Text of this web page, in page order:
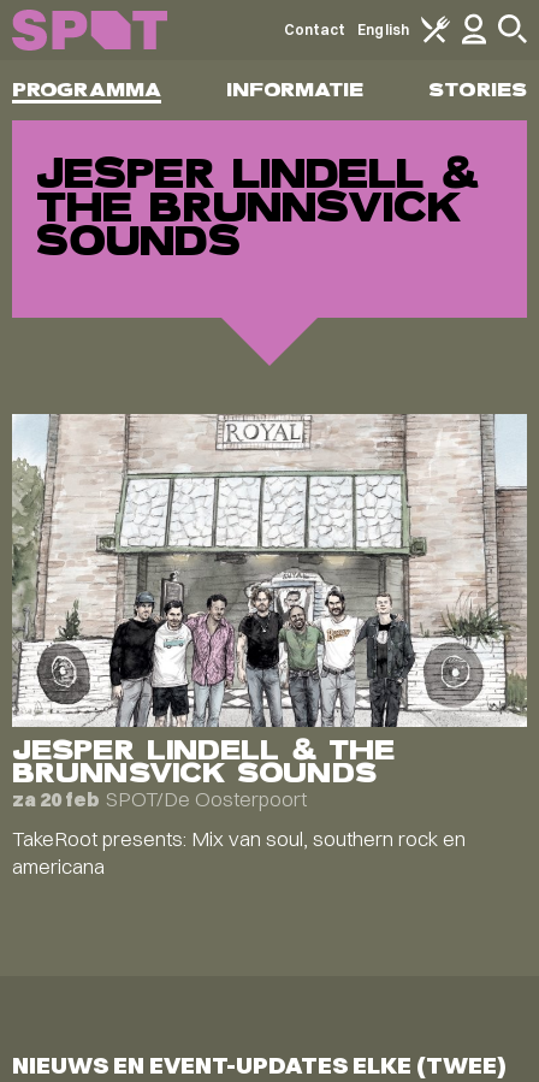
PROGRAMMA INFORMATIE STORIES
Contact English
JESPER LINDELL &
THE BRUNNSVICK
SOUNDS
JESPER LINDELL & THE
BRUNNSVICK SOUNDS
za 20 feb SPOT/De Oosterpoort
TakeRoot presents: Mix van soul, southern rock en
americana
NIEUWS EN EVENT-UPDATES ELKE (TWEE)